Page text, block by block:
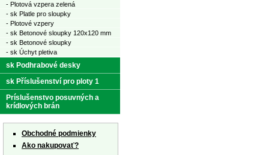
- Plotová vzpera zelená
- sk Platle pro sloupky
- Plotové vzpery
- sk Betonové sloupky 120x120 mm
- sk Betonové sloupky
- sk Úchyt pletiva
sk Podhrabové desky
sk Příslušenství pro ploty 1
Príslušenstvo posuvných a
krídlových brán
Obchodné podmienky
Ako nakupovať?